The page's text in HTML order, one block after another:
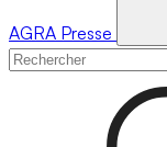
AGRA Presse